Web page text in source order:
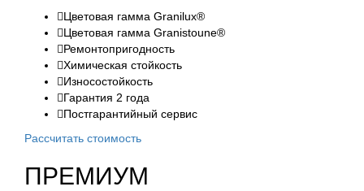
Цветовая гамма Granilux®
Цветовая гамма Granistoune®
Ремонтопригодность
Химическая стойкость
Износостойкость
Гарантия 2 года
Постгарантийный сервис
Рассчитать стоимость
ПРЕМИУМ